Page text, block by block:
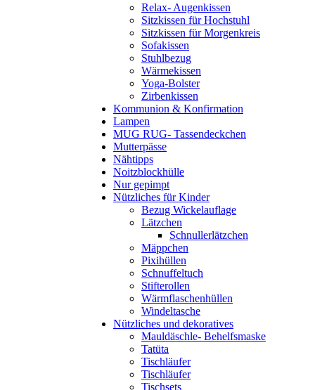
Relax- Augenkissen
Sitzkissen für Hochstuhl
Sitzkissen für Morgenkreis
Sofakissen
Stuhlbezug
Wärmekissen
Yoga-Bolster
Zirbenkissen
Kommunion & Konfirmation
Lampen
MUG RUG- Tassendeckchen
Mutterpässe
Nähtipps
Noitzblockhülle
Nur gepimpt
Nützliches für Kinder
Bezug Wickelauflage
Lätzchen
Schnullerlätzchen
Mäppchen
Pixihüllen
Schnuffeltuch
Stifterollen
Wärmflaschenhüllen
Windeltasche
Nützliches und dekoratives
Mauldäschle- Behelfsmaske
Tatüta
Tischläufer
Tischläufer
Tischsets